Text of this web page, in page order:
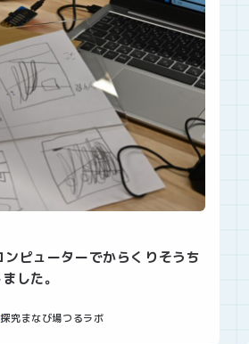
ピューターでからくりそうち
した。
探究まなび場つるラボ